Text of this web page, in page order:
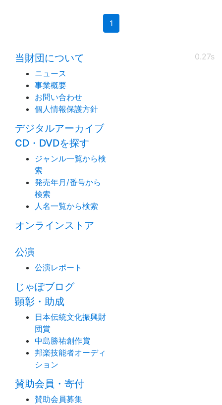
1(current)
0.27s
当財団について
ニュース
事業概要
お問い合わせ
個人情報保護方針
デジタルアーカイブ
CD・DVDを探す
ジャンル一覧から検
索
発売年月/番号から
検索
人名一覧から検索
オンラインストア
公演
公演レポート
じゃぽブログ
顕彰・助成
日本伝統文化振興財
団賞
中島勝祐創作賞
邦楽技能者オーディ
ション
賛助会員・寄付
賛助会員募集